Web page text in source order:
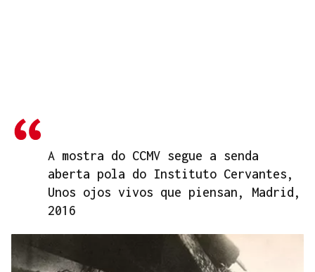
A mostra do CCMV segue a senda
aberta pola do Instituto Cervantes,
Unos ojos vivos que piensan, Madrid,
2016